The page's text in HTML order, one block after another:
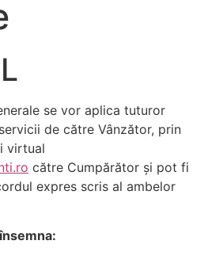
se vor aplica tuturor
de către Vânzător, prin
virtual
către Cumpărător şi pot fi
expres scris al ambelor